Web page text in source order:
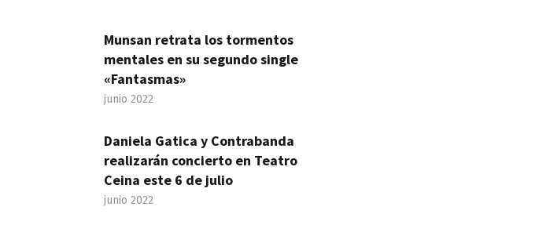
Munsan retrata los tormentos
mentales en su segundo single
«Fantasmas»
junio 2022
Daniela Gatica y Contrabanda
realizarán concierto en Teatro
Ceina este 6 de julio
junio 2022